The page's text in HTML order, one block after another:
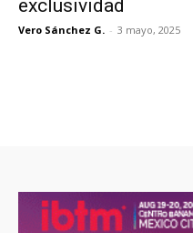
exclusividad
Vero Sánchez G. - 3 mayo, 2025